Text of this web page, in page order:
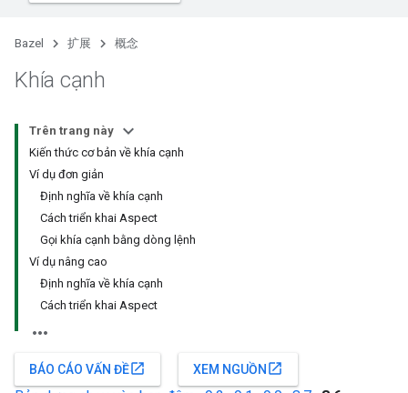
Bazel 扩展 概念
Khía cạnh
Trên trang này
Kiến thức cơ bản về khía cạnh
Ví dụ đơn giản
Định nghĩa về khía cạnh
Cách triển khai Aspect
Gọi khía cạnh bằng dòng lệnh
Ví dụ nâng cao
Định nghĩa về khía cạnh
Cách triển khai Aspect
BÁO CÁO VẤN ĐỀopen_in_new XEM NGUỒN open_in_new